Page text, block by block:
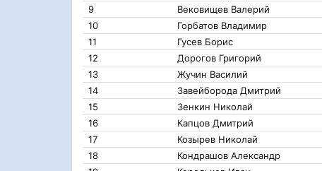
9
Вековищев Валерий
10
Горбатов Владимир
11
Гусев Борис
12
Дорогов Григорий
13
Жучин Василий
14
Завейборода Дмитрий
15
Зенкин Николай
16
Капцов Дмитрий
17
Козырев Николай
18
Кондрашов Александр